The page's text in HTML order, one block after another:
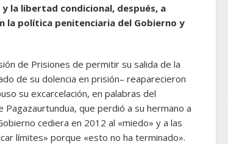
la libertad condicional, después, a
la política penitenciaria del Gobierno y
de Prisiones de permitir su salida de la
de su dolencia en prisión– reaparecieron
su excarcelación, en palabras del
que perdió a su hermano a
cediera en 2012 al «miedo» y a las
límites» porque «esto no ha terminado».